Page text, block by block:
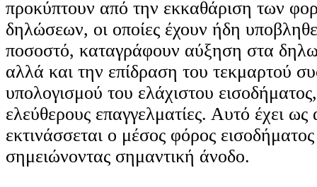
προκύπτουν από την εκκαθάριση των
δηλώσεων, οι οποίες έχουν ήδη
ποσοστό, καταγράφουν αύξηση στα
αλλά και την επίδραση του τεκμαρτού
υπολογισμού του ελάχιστου εισοδήματος,
ελεύθερους επαγγελματίες. Αυτό έχει
εκτινάσσεται ο μέσος φόρος
σημειώνοντας σημαντική άνοδο.